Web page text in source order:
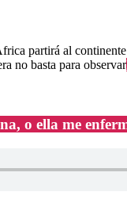
partirá al
no basta para observar
o ella me